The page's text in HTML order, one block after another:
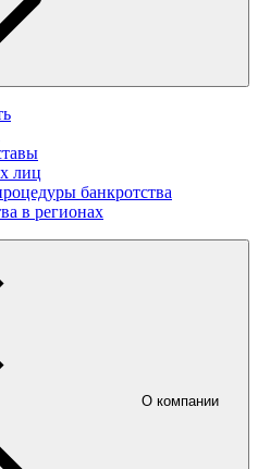
лиц
банкротства
в регионах
О компании